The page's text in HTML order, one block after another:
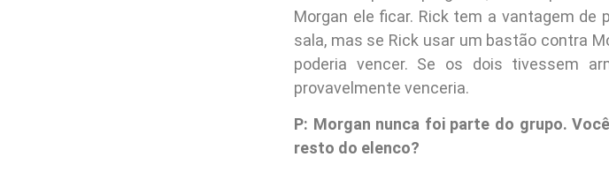
Morgan ele ficar. Rick tem a vantagem de
sala, mas se Rick usar um bastão contra
poderia vencer. Se os dois tivessem
provavelmente venceria.
P: Morgan nunca foi parte do grupo.
resto do elenco?